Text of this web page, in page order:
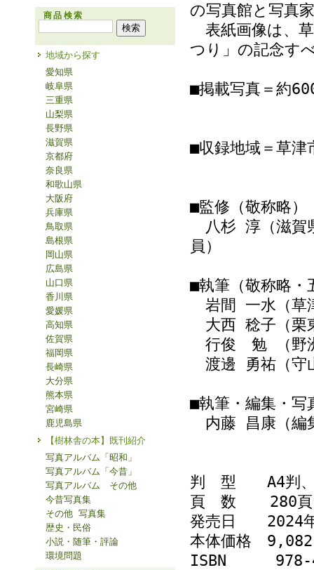
商品検索
地域から探す
愛知県
岐阜県
三重県
山梨県
長野県
滋賀県
京都府
奈良県
和歌山県
大阪府
兵庫県
鳥取県
島根県
岡山県
広島県
山口県
香川県
愛媛県
高知県
佐賀県
福岡県
長崎県
大分県
熊本県
宮崎県
鹿児島県
【樹林舎の本】既刊紹介
写真アルバム「昭和」
写真アルバム「今昔」
写真アルバム その他
今昔写真集
その他 写真集
歴史・民俗
小説・随筆・評論
環境問題
の写真館と写真
表紙画像は、
つり」の記念す
■掲載写真＝約
■収録地域＝草津
■監修（敬称略）
八杉 淳（滋賀
員）
■執筆（敬称略・
岩間 一水（草
大西 稔子（栗
行俊 勉 （野洲
渡邊 勇祐（守
■執筆・編集・写
内藤 昌康（編
判 型 A4判、
頁 数 280頁（
発売日 2024
本体価格
ISBN 978-